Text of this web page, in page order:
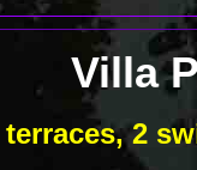
Villa
2